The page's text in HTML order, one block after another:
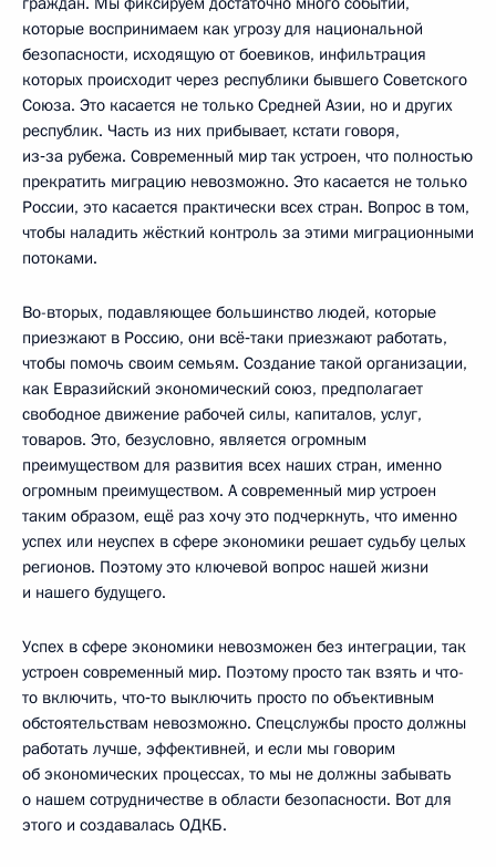
которые воспринимаем как угрозу для национальной
безопасности, исходящую от боевиков, инфильтрация
которых происходит через республики бывшего Советского
Союза. Это касается не только Средней Азии, но и других
республик. Часть из них прибывает, кстати говоря,
из‑за рубежа. Современный мир так устроен, что полностью
прекратить миграцию невозможно. Это касается не только
России, это касается практически всех стран. Вопрос в том,
чтобы наладить жёсткий контроль за этими миграционными
потоками.
Во-вторых, подавляющее большинство людей, которые
приезжают в Россию, они всё‑таки приезжают работать,
чтобы помочь своим семьям. Создание такой организации,
как Евразийский экономический союз, предполагает
свободное движение рабочей силы, капиталов, услуг,
товаров. Это, безусловно, является огромным
преимуществом для развития всех наших стран, именно
огромным преимуществом. А современный мир устроен
таким образом, ещё раз хочу это подчеркнуть, что именно
успех или неуспех в сфере экономики решает судьбу целых
регионов. Поэтому это ключевой вопрос нашей жизни
и нашего будущего.
Успех в сфере экономики невозможен без интеграции, так
устроен современный мир. Поэтому просто так взять и что-
то включить, что‑то выключить просто по объективным
обстоятельствам невозможно. Спецслужбы просто должны
работать лучше, эффективней, и если мы говорим
об экономических процессах, то мы не должны забывать
о нашем сотрудничестве в области безопасности. Вот для
этого и создавалась ОДКБ.